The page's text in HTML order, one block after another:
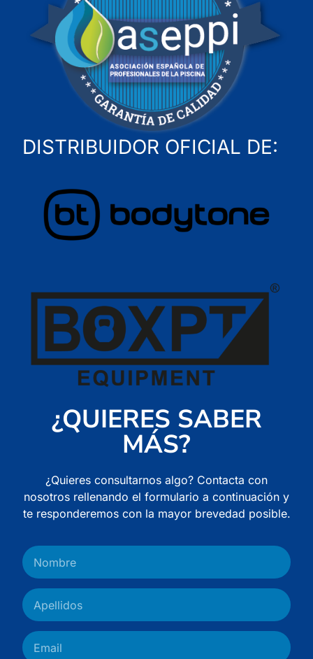
DISTRIBUIDOR OFICIAL DE:
¿QUIERES SABER
MÁS?
¿Quieres consultarnos algo? Contacta con
nosotros rellenando el formulario a continuación y
te responderemos con la mayor brevedad posible.